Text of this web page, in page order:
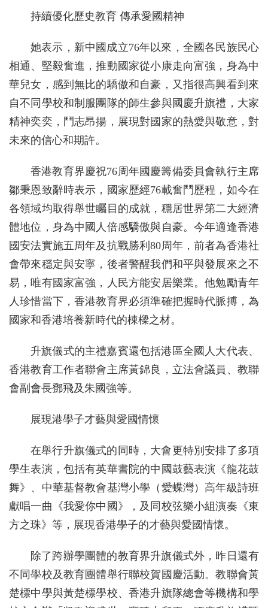
持續優化歷史教育 傳承愛國精神
她表示，新中國成立76年以來，全國各民族民心
相通、堅毅奮進，推動國家從小康走向富強，身為中
華兒女，感到無比的驕傲和自豪，又指很高興看到來
自不同學校和制服團隊的師生參與國慶升旗禮，大家
精神奕奕，鬥志昂揚，展現對國家的熱愛與敬意，對
未來的信心和期許。
香港教育界慶祝76周年國慶籌備委員會執行主席
鄒秉恩致辭時表示，國家歷經76載奮鬥歷程，如今在
各領域均取得舉世矚目的成就，穩居世界第二大經濟
體地位，身為中國人倍感驕傲與自豪。今年適逢香港
國安法實施五周年及抗戰勝利80周年，前者為香港社
會帶來穩定與安寧，後者警醒我們和平與發展來之不
易，唯有國家富強，人民方能安居樂業。他勉勵青年
人珍惜當下，香港教育界必須準確把握時代脈搏，為
國家和香港培養新時代的棟樑之材。
升旗儀式的主禮嘉賓還包括港區全國人大代表、
香港教育工作者聯會主席黃錦良，立法會議員、教聯
會副會長鄧飛及朱國強等。
展現港學子才藝與愛國情懷
在舉行升旗儀式的同時，大會更特別安排了多項
學生表演，包括有英華書院的中國鼓藝表演《龍花鼓
舞》、中華基督教會基灣小學（愛蝶灣）高年級詩班
獻唱一曲《我愛你中國》，及同校弦樂小組演奏《東
方之珠》等，展現香港學子的才藝與愛國情懷。
除了跨辦學團體的教育界升旗儀式外，昨日還有
不同學校及教育團體舉行聯校賀國慶活動。教聯會黃
楚標中學與黃楚標學校、香港升旗隊總會等機構和學